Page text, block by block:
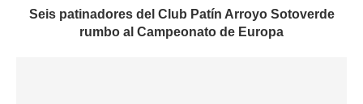
Seis patinadores del Club Patín Arroyo Sotoverde
rumbo al Campeonato de Europa